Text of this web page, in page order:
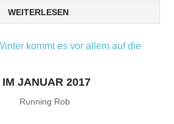
WEITERLESEN
JANUAR 2017
Running Rob